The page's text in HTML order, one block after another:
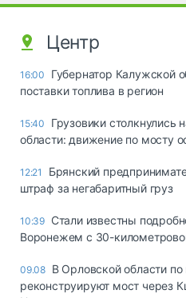
Центр
16:00
Губернатор Калужской
поставки топлива в регион
15:40
Грузовики столкнулись
области: движение по мосту
12:21
Брянский
штраф за негабаритный груз
10:39 Стали известны
Воронежем с 30-
09.08 В Орловской области по
реконструируют мост через